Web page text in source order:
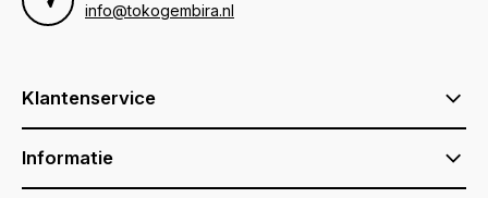
info@tokogembira.nl
Klantenservice
Informatie